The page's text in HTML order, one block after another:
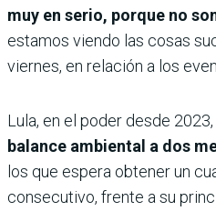
muy en serio, porque no
estamos viendo las cosas
viernes, en relación a los
Lula, en el poder desde 2023,
balance ambiental a dos
los que espera obtener un
consecutivo, frente a su